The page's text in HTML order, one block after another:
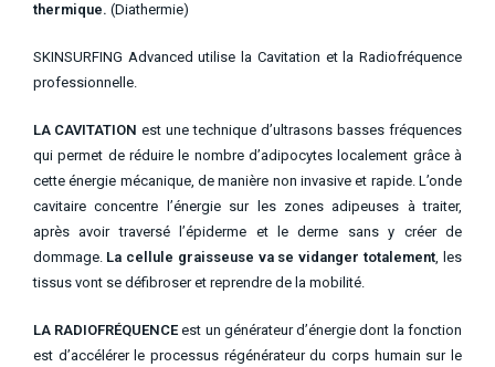
thermique. (Diathermie)
SKINSURFING Advanced utilise la Cavitation et la Radiofréquence
professionnelle.
LA CAVITATION est une technique d’ultrasons basses fréquences
qui permet de réduire le nombre d’adipocytes localement grâce à
cette énergie mécanique, de manière non invasive et rapide. L’onde
cavitaire concentre l’énergie sur les zones adipeuses à traiter,
après avoir traversé l’épiderme et le derme sans y créer de
dommage. La cellule graisseuse va se vidanger totalement, les
tissus vont se défibroser et reprendre de la mobilité.
LA RADIOFRÉQUENCE est un générateur d’énergie dont la fonction
est d’accélérer le processus régénérateur du corps humain sur le